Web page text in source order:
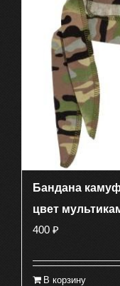
Бандана
цвет
400 ₽
В корзину